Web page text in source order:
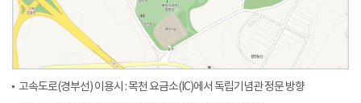
고속도로(경부선) 이용시 : 목천 요금소(IC)에서 독립기념관 정문 방향